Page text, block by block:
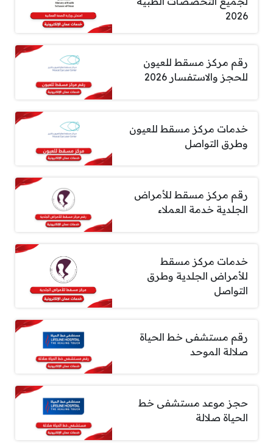
2026
رقم مركز مسقط للعيون
للحجز والاستفسار 2026
خدمات مركز مسقط للعيون
وطرق التواصل
رقم مركز مسقط للأمراض
الجلدية خدمة العملاء
خدمات مركز مسقط
للأمراض الجلدية وطرق
التواصل
رقم مستشفى خط الحياة
صلالة الموحد
حجز موعد مستشفى خط
الحياة صلالة